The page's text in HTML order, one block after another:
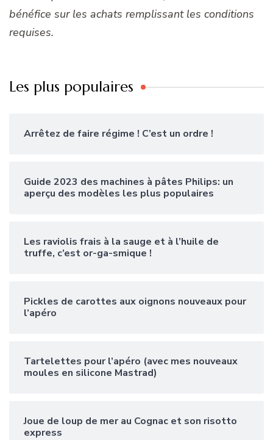
bénéfice sur les achats remplissant les conditions
requises.
Les plus populaires
Arrêtez de faire régime ! C’est un ordre !
Guide 2023 des machines à pâtes Philips: un
aperçu des modèles les plus populaires
Les raviolis frais à la sauge et à l’huile de
truffe, c’est or-ga-smique !
Pickles de carottes aux oignons nouveaux pour
l’apéro
Tartelettes pour l’apéro (avec mes nouveaux
moules en silicone Mastrad)
Joue de loup de mer au Cognac et son risotto
express